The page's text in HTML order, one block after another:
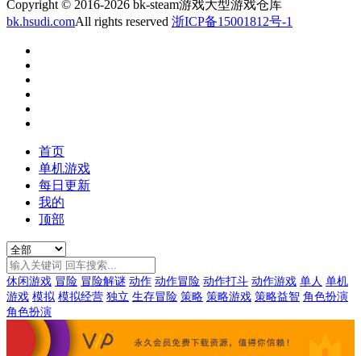
Copyright © 2016-2026 bk-steam游戏大型游戏仓库
bk.hsudi.comAll rights reserved 浙ICP备15001812号-1
首页
单机游戏
每日更新
我的
顶部
休闲游戏 冒险 冒险解谜 动作 动作冒险 动作打斗 动作游戏 单人 单机
游戏 模拟 模拟经营 独立 生存冒险 策略 策略游戏 策略益智 角色扮演
角色扮演